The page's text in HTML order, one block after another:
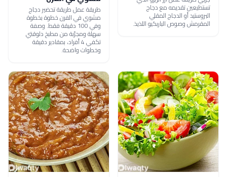
تستطيعين تقديمه مع دجاج
البروستيد أو الدجاج المقلي
المقرمش وصوص الباربكيو اللذيذ.
طريقة عمل طريقة تحضير دجاج
مشوي في الفرن خطوة بخطوة
وفي 100 دقيقة فقط. وصفة
سهلة ومجرّبة من مطبخ دلوقتي
تكفي 4 أفراد، بمقادير دقيقة
وخطوات واضحة.